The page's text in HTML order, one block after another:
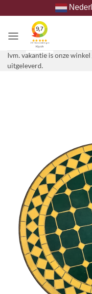
naar
inhoud
Ivm. vakantie is onze
uitgeleverd.